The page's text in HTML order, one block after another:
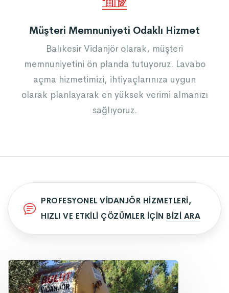
Müşteri Memnuniyeti Odaklı Hizmet
Balıkesir Vidanjör olarak, müşteri
memnuniyetini ön planda tutuyoruz. Lavabo
açma hizmetimizi, ihtiyaçlarınıza uygun
olarak planlayarak en yüksek verimi almanızı
sağlıyoruz.
PROFESYONEL VIDANJÖR HIZMETLERI,
HIZLI VE ETKILI ÇÖZÜMLER IÇIN BIZI ARA